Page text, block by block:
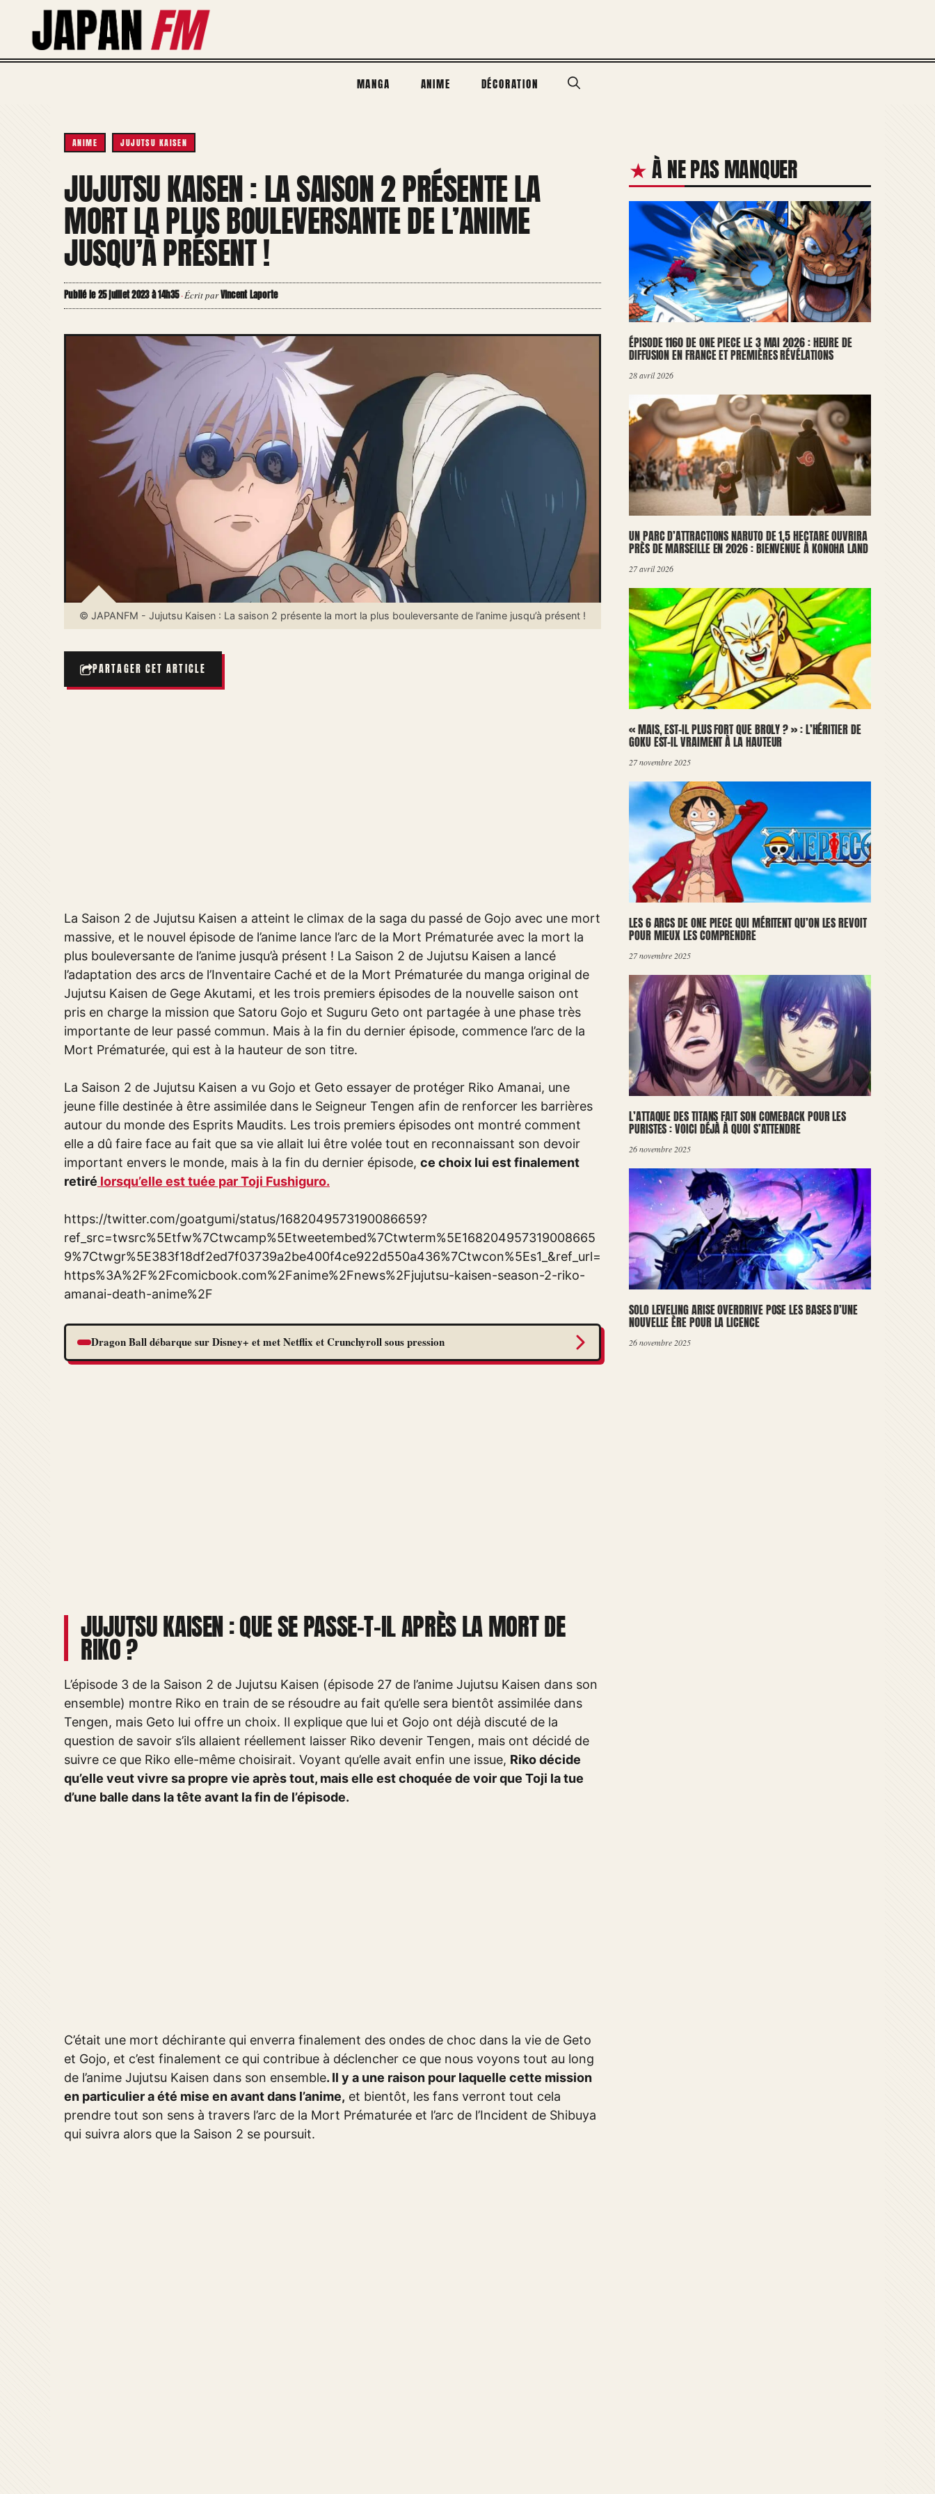
contenu
MANGA ANIME DÉCORATION
ANIME JUJUTSU KAISEN
JUJUTSU KAISEN : LA SAISON 2 PRÉSENTE LA
MORT LA PLUS BOULEVERSANTE DE L’ANIME
JUSQU’À PRÉSENT !
Publié le 25 juillet 2023 à 14h35·Écrit parVincent Laporte
© JAPANFM - Jujutsu Kaisen : La saison 2 présente la mort la plus bouleversante de l’anime jusqu’à présent !
PARTAGER CET ARTICLE
La Saison 2 de Jujutsu Kaisen a atteint le climax de la saga du passé de Gojo avec une mort
massive, et le nouvel épisode de l’anime lance l’arc de la Mort Prématurée avec la mort la
plus bouleversante de l’anime jusqu’à présent ! La Saison 2 de Jujutsu Kaisen a lancé
l’adaptation des arcs de l’Inventaire Caché et de la Mort Prématurée du manga original de
Jujutsu Kaisen de Gege Akutami, et les trois premiers épisodes de la nouvelle saison ont
pris en charge la mission que Satoru Gojo et Suguru Geto ont partagée à une phase très
importante de leur passé commun. Mais à la fin du dernier épisode, commence l’arc de la
Mort Prématurée, qui est à la hauteur de son titre.
La Saison 2 de Jujutsu Kaisen a vu Gojo et Geto essayer de protéger Riko Amanai, une
jeune fille destinée à être assimilée dans le Seigneur Tengen afin de renforcer les barrières
autour du monde des Esprits Maudits. Les trois premiers épisodes ont montré comment
elle a dû faire face au fait que sa vie allait lui être volée tout en reconnaissant son devoir
important envers le monde, mais à la fin du dernier épisode, ce choix lui est finalement
retiré lorsqu’elle est tuée par Toji Fushiguro.
https://twitter.com/goatgumi/status/1682049573190086659?
ref_src=twsrc%5Etfw%7Ctwcamp%5Etweetembed%7Ctwterm%5E168204957319008665
9%7Ctwgr%5E383f18df2ed7f03739a2be400f4ce922d550a436%7Ctwcon%5Es1_&ref_url=
https%3A%2F%2Fcomicbook.com%2Fanime%2Fnews%2Fjujutsu-kaisen-season-2-riko-
amanai-death-anime%2F
Dragon Ball débarque sur Disney+ et met Netflix et Crunchyroll sous pression
JUJUTSU KAISEN : QUE SE PASSE-T-IL APRÈS LA MORT DE
RIKO ?
L’épisode 3 de la Saison 2 de Jujutsu Kaisen (épisode 27 de l’anime Jujutsu Kaisen dans son
ensemble) montre Riko en train de se résoudre au fait qu’elle sera bientôt assimilée dans
Tengen, mais Geto lui offre un choix. Il explique que lui et Gojo ont déjà discuté de la
question de savoir s’ils allaient réellement laisser Riko devenir Tengen, mais ont décidé de
suivre ce que Riko elle-même choisirait. Voyant qu’elle avait enfin une issue, Riko décide
qu’elle veut vivre sa propre vie après tout, mais elle est choquée de voir que Toji la tue
d’une balle dans la tête avant la fin de l’épisode.
C’était une mort déchirante qui enverra finalement des ondes de choc dans la vie de Geto
et Gojo, et c’est finalement ce qui contribue à déclencher ce que nous voyons tout au long
de l’anime Jujutsu Kaisen dans son ensemble. Il y a une raison pour laquelle cette mission
en particulier a été mise en avant dans l’anime, et bientôt, les fans verront tout cela
prendre tout son sens à travers l’arc de la Mort Prématurée et l’arc de l’Incident de Shibuya
qui suivra alors que la Saison 2 se poursuit.
À NE PAS MANQUER
ÉPISODE 1160 DE ONE PIECE LE 3 MAI 2026 : HEURE DE
DIFFUSION EN FRANCE ET PREMIÈRES RÉVÉLATIONS
28 avril 2026
UN PARC D’ATTRACTIONS NARUTO DE 1,5 HECTARE OUVRIRA
PRÈS DE MARSEILLE EN 2026 : BIENVENUE À KONOHA LAND
27 avril 2026
« MAIS, EST-IL PLUS FORT QUE BROLY ? » : L’HÉRITIER DE
GOKU EST-IL VRAIMENT À LA HAUTEUR
27 novembre 2025
LES 6 ARCS DE ONE PIECE QUI MÉRITENT QU’ON LES REVOIT
POUR MIEUX LES COMPRENDRE
27 novembre 2025
L’ATTAQUE DES TITANS FAIT SON COMEBACK POUR LES
PURISTES : VOICI DÉJÀ À QUOI S’ATTENDRE
26 novembre 2025
SOLO LEVELING ARISE OVERDRIVE POSE LES BASES D’UNE
NOUVELLE ÈRE POUR LA LICENCE
26 novembre 2025